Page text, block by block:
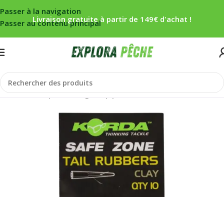
Passer à la navigation
Passer au contenu principal
Livraison gratuite à partir de 149€ d'achat !
Accueil/Carpe/Montage/Clip plomb/cônes